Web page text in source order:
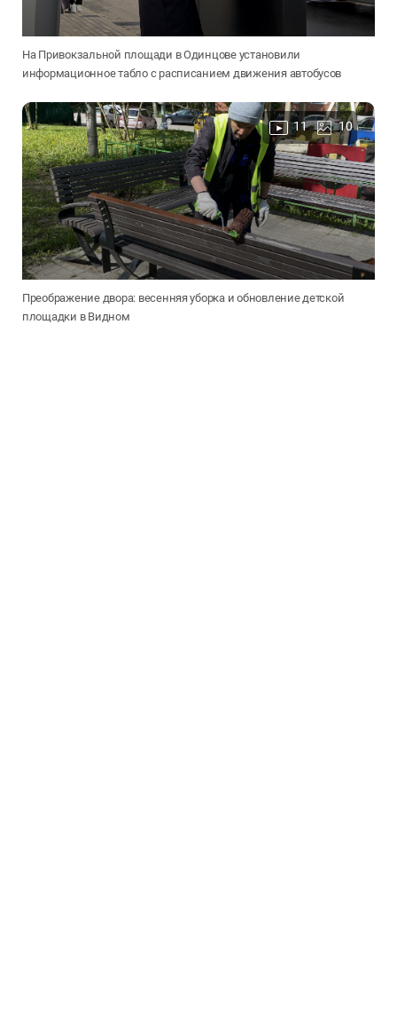
На Привокзальной площади в Одинцове установили
информационное табло с расписанием движения автобусов
11 10
Преображение двора: весенняя уборка и обновление детской
площадки в Видном